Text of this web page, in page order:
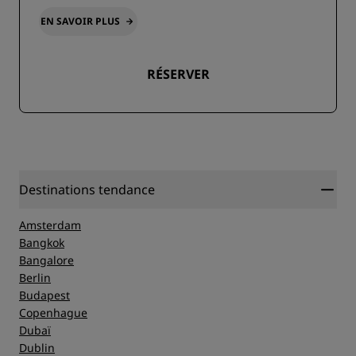
EN SAVOIR PLUS
RÉSERVER
Destinations tendance
Amsterdam
Bangkok
Bangalore
Berlin
Budapest
Copenhague
Dubaï
Dublin